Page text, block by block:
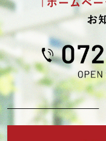
2025年06月 (1)
2025年05月 (1)
2025年04月 (1)